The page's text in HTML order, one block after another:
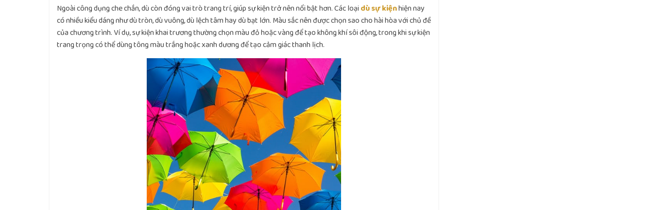
Ngoài công dụng che chắn, dù còn đóng vai trò trang trí, giúp sự kiện trở nên nổi bật hơn. Các loại dù sự kiệnhiện nay
có nhiều kiểu dáng như dù tròn, dù vuông, dù lệch tâm hay dù bạt lớn. Màu sắc nên được chọn sao cho hài hòa với chủ đề
của chương trình. Ví dụ, sự kiện khai trương thường chọn màu đỏ hoặc vàng để tạo không khí sôi động, trong khi sự kiện
trang trọng có thể dùng tông màu trắng hoặc xanh dương để tạo cảm giác thanh lịch.